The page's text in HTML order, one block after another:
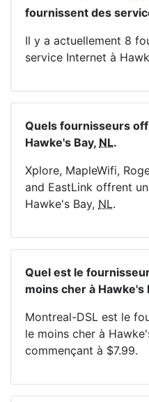
fournissent des
Il y a actuellement 8
service Internet à
Quels fournisseurs
Hawke's Bay, NL.
Xplore, MapleWifi,
and EastLink offrent
Hawke's Bay, NL.
Quel est le
moins cher à Hawke's
Montreal-DSL est le
le moins cher à
commençant à $7.99.